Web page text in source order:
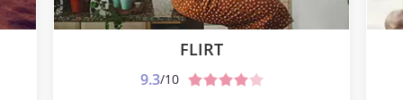
FLIRT
9.3/10